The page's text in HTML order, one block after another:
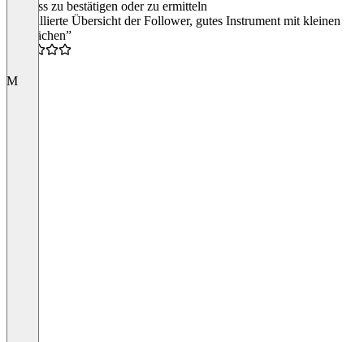
Einfluss zu bestätigen oder zu ermitteln
“Detaillierte Übersicht der Follower, gutes Instrument mit kleinen
Schwächen”
M